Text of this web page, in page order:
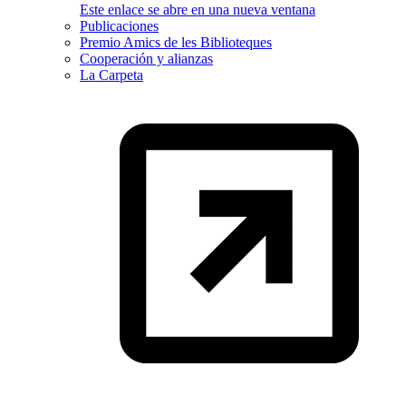
Este enlace se abre en una nueva ventana
Publicaciones
Premio Amics de les Biblioteques
Cooperación y alianzas
La Carpeta